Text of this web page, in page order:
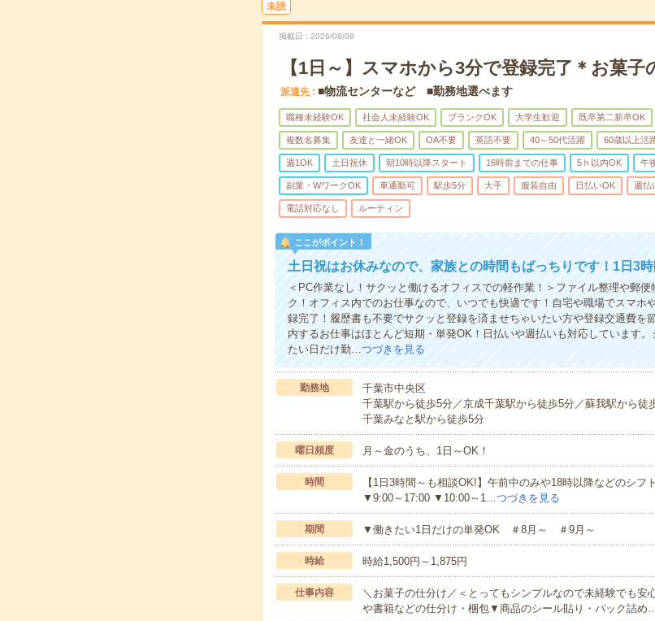
未読
掲載日 2026/08/08
【1日～】スマホから3分で登録完了＊お菓子
派遣先 ■物流センターなど ■勤務地選べます
職種未経験OK 社会人未経験OK ブランクOK 大学生歓迎 既卒第二新卒OK
複数名募集 友達と一緒OK OA不要 英語不要 40～50代活躍 60歳以上活
週1OK 土日祝休 朝10時以降スタート 16時前までの仕事 5ｈ以内OK 午
副業・WワークOK 車通勤可 駅歩5分 大手 服装自由 日払いOK 週払
電話対応なし ルーティン
ここがポイント！
土日祝はお休みなので、家族との時間もばっちりです！1日3時
＜PC作業なし！サクッと働けるオフィスでの軽作業！＞ファイル整理や郵
ク！オフィス内でのお仕事なので、いつでも快適です！自宅や職場でスマホ
録完了！履歴書も不要でサクッと登録を済ませちゃいたい方や登録交通費を
内するお仕事はほとんど短期・単発OK！日払いや週払いも対応しています
たい日だけ勤…つづきを見る
勤務地
千葉市中央区
千葉駅から徒歩5分／京成千葉駅から徒歩5分／蘇我駅から徒
千葉みなと駅から徒歩5分
曜日頻度 月～金のうち、1日～OK！
時間
【1日3時間～も相談OK!】午前中のみや18時以降などのシ
▼9:00～17:00 ▼10:00～1…つづきを見る
期間 ▼働きたい1日だけの単発OK ＃8月～ ＃9月～
時給 時給1,500円～1,875円
仕事内容
＼お菓子の仕分け／＜とってもシンプルなので未経験でも
や書籍などの仕分け・梱包▼商品のシール貼り・パック詰め